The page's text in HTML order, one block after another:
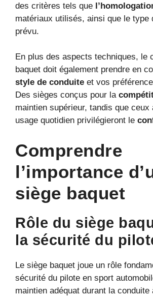
des critères tels que
matériaux utilisés, ainsi que le type
prévu.
En plus des aspects techniques, le
baquet doit également prendre en
style de conduite et vos
Des sièges conçus pour la
maintien supérieur, tandis que ceux
usage quotidien privilégieront le
Comprendre
l’importance
siège baquet
Rôle du siège
la sécurité du
Le siège baquet joue un rôle
sécurité du pilote en sport
maintien adéquat durant la conduite